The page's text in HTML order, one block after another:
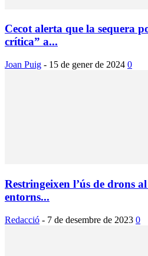
Cecot alerta que la sequera
crítica” a...
Joan Puig - 15 de gener de 2024 0
Restringeixen l’ús de drons
entorns...
Redacció - 7 de desembre de 2023 0